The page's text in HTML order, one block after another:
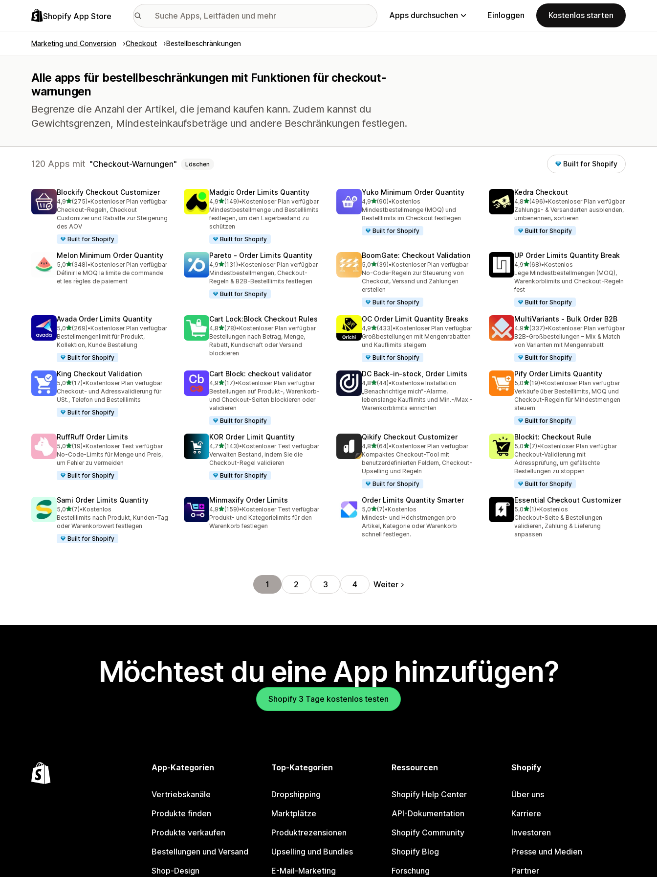
Shopify App Store Apps durchsuchen Einloggen Kostenlos starten
Marketing und Conversion Checkout Bestellbeschränkungen
Alle apps für bestellbeschränkungen mit Funktionen für checkout-
warnungen
Begrenze die Anzahl der Artikel, die jemand kaufen kann. Zudem kannst du
Gewichtsgrenzen, Mindesteinkaufsbeträge und andere Beschränkungen festlegen.
120 Apps mit Checkout-Warnungen Löschen Built for Shopify
Blockify Checkout Customizer
4,9von 5 Sternen
(275)
275 Rezensionen insgesamt
•Kostenloser Plan verfügbar
Checkout-Regeln, Checkout
Customizer und Rabatte zur Steigerung
des AOV
Built for Shopify
Madgic Order Limits Quantity
4,9von 5 Sternen
(149)
149 Rezensionen insgesamt
•Kostenloser Plan verfügbar
Mindestbestellmenge und Bestelllimits
festlegen, um den Lagerbestand zu
schützen
Built for Shopify
Yuko Minimum Order Quantity
4,9von 5 Sternen
(90)
90 Rezensionen insgesamt
•Kostenlos
Mindestbestellmenge (MOQ) und
Bestelllimits im Checkout festlegen
Built for Shopify
Kedra Checkout
4,8von 5 Sternen
(496)
496 Rezensionen insgesamt
•Kostenloser Plan verfügbar
Zahlungs- & Versandarten ausblenden,
umbenennen, sortieren
Built for Shopify
Melon Minimum Order Quantity
5,0von 5 Sternen
(348)
348 Rezensionen insgesamt
•Kostenloser Plan verfügbar
Définir le MOQ la limite de commande
et les règles de paiement
Pareto ‑ Order Limits Quantity
4,9von 5 Sternen
(131)
131 Rezensionen insgesamt
•Kostenloser Plan verfügbar
Mindestbestellmengen, Checkout-
Regeln & B2B-Bestelllimits festlegen
Built for Shopify
BoomGate: Checkout Validation
5,0von 5 Sternen
(39)
39 Rezensionen insgesamt
•Kostenloser Plan verfügbar
No-Code-Regeln zur Steuerung von
Checkout, Versand und Zahlungen
erstellen
Built for Shopify
UP Order Limits Quantity Break
4,9von 5 Sternen
(68)
68 Rezensionen insgesamt
•Kostenlos
Lege Mindestbestellmengen (MOQ),
Warenkorblimits und Checkout-Regeln
fest
Built for Shopify
Avada Order Limits Quantity
5,0von 5 Sternen
(269)
269 Rezensionen insgesamt
•Kostenloser Plan verfügbar
Bestellmengenlimit für Produkt,
Kollektion, Kunde Bestellung
Built for Shopify
Cart Lock:Block Checkout Rules
4,8von 5 Sternen
(78)
78 Rezensionen insgesamt
•Kostenloser Plan verfügbar
Bestellungen nach Betrag, Menge,
Rabatt, Kundschaft oder Versand
blockieren
OC Order Limit Quantity Breaks
4,9von 5 Sternen
(433)
433 Rezensionen insgesamt
•Kostenloser Plan verfügbar
Großbestellungen mit Mengenrabatten
und Kauflimits steigern
Built for Shopify
MultiVariants ‑ Bulk Order B2B
4,9von 5 Sternen
(337)
337 Rezensionen insgesamt
•Kostenloser Plan verfügbar
B2B-Großbestellungen – Mix & Match
von Varianten mit Mengenrabatt
Built for Shopify
King Checkout Validation
5,0von 5 Sternen
(17)
17 Rezensionen insgesamt
•Kostenloser Plan verfügbar
Checkout- und Adressvalidierung für
USt., Telefon und Bestelllimits
Built for Shopify
Cart Block: checkout validator
4,9von 5 Sternen
(17)
17 Rezensionen insgesamt
•Kostenloser Plan verfügbar
Bestellungen auf Produkt-, Warenkorb-
und Checkout-Seiten blockieren oder
validieren
Built for Shopify
DC Back‑in‑stock, Order Limits
4,8von 5 Sternen
(44)
44 Rezensionen insgesamt
•Kostenlose Installation
„Benachrichtige mich“-Alarme,
lebenslange Kauflimits und Min.-/Max.-
Warenkorblimits einrichten
Pify Order Limits Quantity
5,0von 5 Sternen
(19)
19 Rezensionen insgesamt
•Kostenloser Plan verfügbar
Verkäufe über Bestelllimits, MOQ und
Checkout-Regeln für Mindestmengen
steuern
Built for Shopify
RuffRuff Order Limits
5,0von 5 Sternen
(19)
19 Rezensionen insgesamt
•Kostenloser Test verfügbar
No-Code-Limits für Menge und Preis,
um Fehler zu vermeiden
Built for Shopify
KOR Order Limit Quantity
4,7von 5 Sternen
(143)
143 Rezensionen insgesamt
•Kostenloser Test verfügbar
Verwalten Bestand, indem Sie die
Checkout-Regel validieren
Built for Shopify
Qikify Checkout Customizer
4,8von 5 Sternen
(64)
64 Rezensionen insgesamt
•Kostenloser Plan verfügbar
Kompaktes Checkout-Tool mit
benutzerdefinierten Feldern, Checkout-
Upselling und Regeln
Built for Shopify
Blockit: Checkout Rule
5,0von 5 Sternen
(7)
7 Rezensionen insgesamt
•Kostenloser Plan verfügbar
Checkout-Validierung mit
Adressprüfung, um gefälschte
Bestellungen zu stoppen
Built for Shopify
Sami Order Limits Quantity
5,0von 5 Sternen
(7)
7 Rezensionen insgesamt
•Kostenlos
Bestelllimits nach Produkt, Kunden-Tag
oder Warenkorbwert festlegen
Built for Shopify
Minmaxify Order Limits
4,9von 5 Sternen
(159)
159 Rezensionen insgesamt
•Kostenloser Test verfügbar
Produkt- und Kategorielimits für den
Warenkorb festlegen
Order Limits Quantity Smarter
5,0von 5 Sternen
(7)
7 Rezensionen insgesamt
•Kostenlos
Mindest- und Höchstmengen pro
Artikel, Kategorie oder Warenkorb
schnell festlegen.
Essential Checkout Customizer
5,0von 5 Sternen
(1)
1 Rezensionen insgesamt
•Kostenlos
Checkout-Seite & Bestellungen
validieren, Zahlung & Lieferung
anpassen
1 2 3 4 Weiter
Möchtest du eine App hinzufügen?
Shopify 3 Tage kostenlos testen
App-Kategorien
Vertriebskanäle
Produkte finden
Produkte verkaufen
Bestellungen und Versand
Shop-Design
Top-Kategorien
Dropshipping
Marktplätze
Produktrezensionen
Upselling und Bundles
E-Mail-Marketing
Ressourcen
Shopify Help Center
API-Dokumentation
Shopify Community
Shopify Blog
Forschung
Shopify
Über uns
Karriere
Investoren
Presse und Medien
Partner